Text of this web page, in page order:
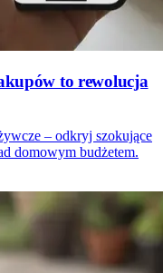
to rewolucja
– odkryj szokujące
domowym budżetem.